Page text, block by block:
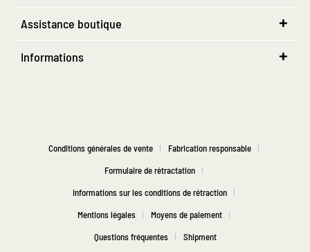
Assistance boutique
Informations
Conditions générales de vente
Fabrication responsable
Formulaire de rétractation
Informations sur les conditions de rétraction
Mentions légales
Moyens de paiement
Questions fréquentes
Shipment